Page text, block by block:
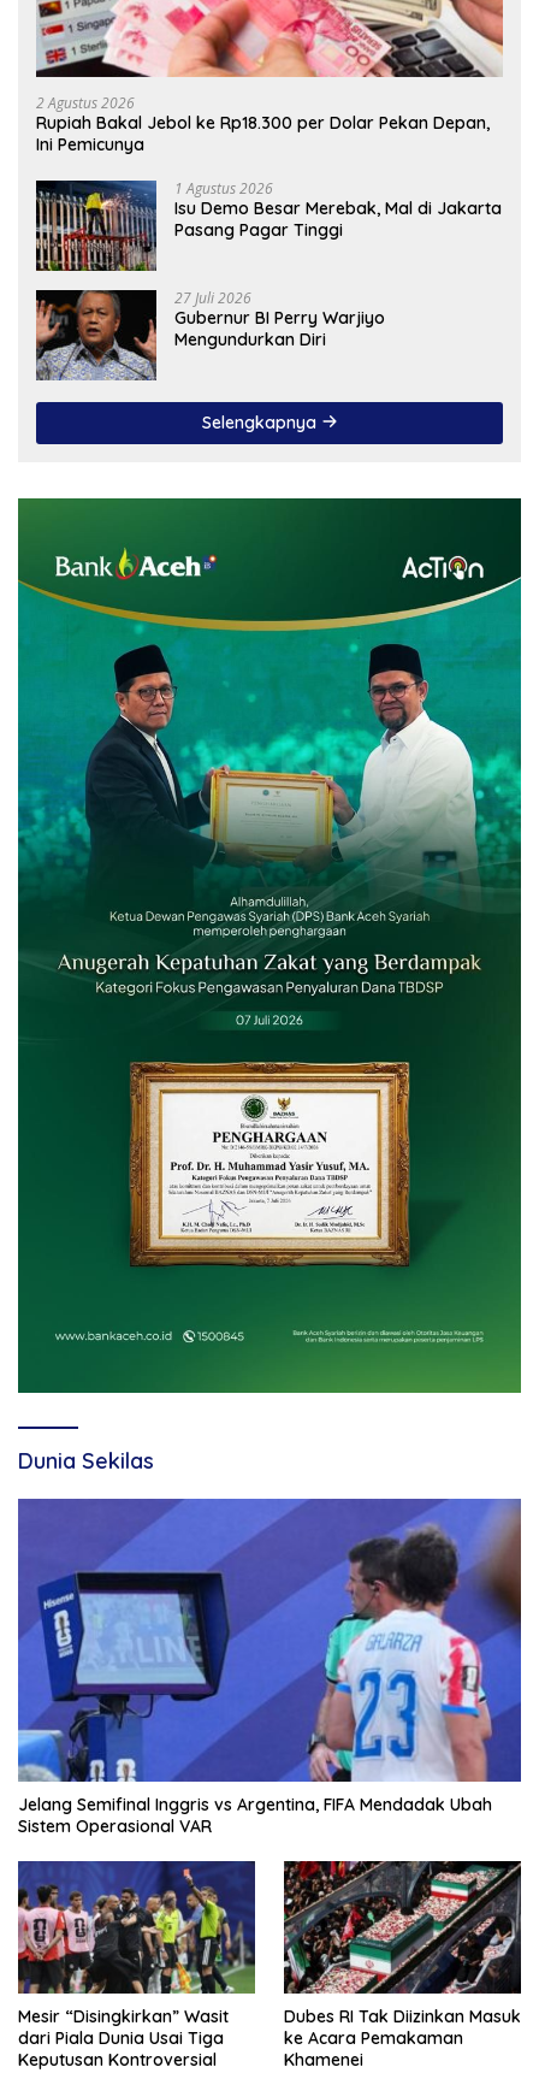
2 Agustus 2026
Rupiah Bakal Jebol ke Rp18.300 per Dolar Pekan Depan,
Ini Pemicunya
1 Agustus 2026
Isu Demo Besar Merebak, Mal di Jakarta
Pasang Pagar Tinggi
27 Juli 2026
Gubernur BI Perry Warjiyo
Mengundurkan Diri
Selengkapnya
Dunia Sekilas
Jelang Semifinal Inggris vs Argentina, FIFA Mendadak Ubah
Sistem Operasional VAR
Mesir “Disingkirkan” Wasit
dari Piala Dunia Usai Tiga
Keputusan Kontroversial
Dubes RI Tak Diizinkan Masuk
ke Acara Pemakaman
Khamenei